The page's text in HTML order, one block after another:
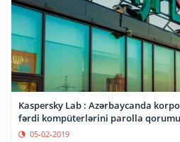
Kaspersky Lab : Azərbaycanda
fərdi kompüterlərini parolla
05-02-2019